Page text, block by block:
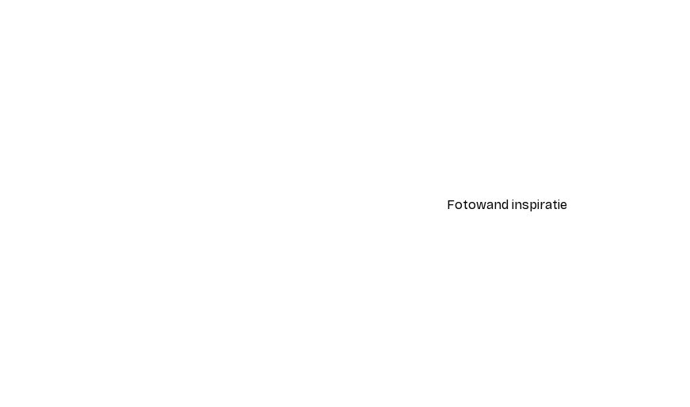
Fotowand inspiratie